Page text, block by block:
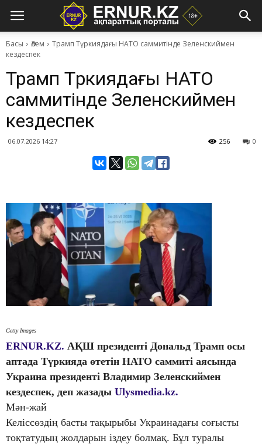
Басы Әлем
Трамп Түркиядағы НАТО саммитінде Зеленскиймен
кездеспек
Трамп Түркиядағы НАТО
саммитінде Зеленскиймен
кездеспек
06.07.2026 14:27 0
256
Getty Images
ERNUR.KZ. АҚШ президенті Дональд Трамп осы
аптада Түркияда өтетін НАТО саммиті аясында
Украина президенті Владимир Зеленскиймен
кездеспек, деп жазады Ulysmedia.kz.
Мән-жай
Келіссөздің басты тақырыбы Украинадағы соғысты
тоқтатудың жолдарын іздеу болмақ. Бұл туралы